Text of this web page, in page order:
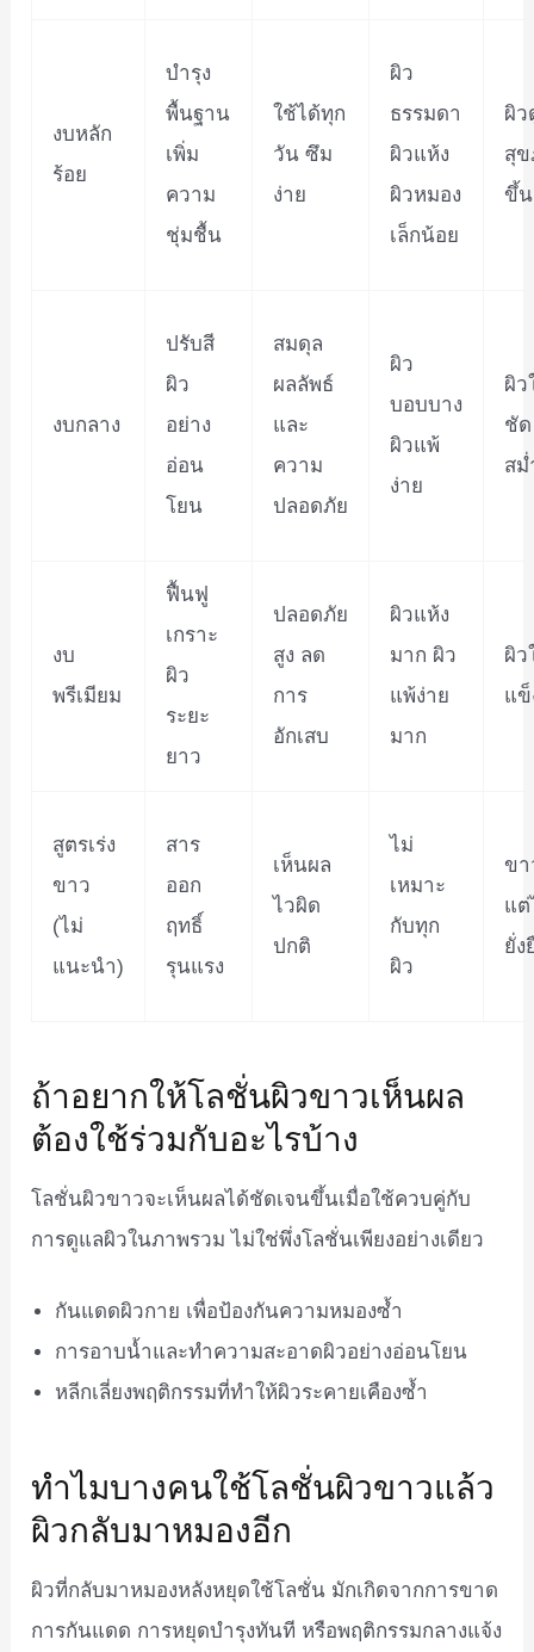
งบหลัก
ร้อย
บำรุง
พื้นฐาน
เพิ่ม
ความ
ชุ่มชื้น
ใช้ได้ทุก
วัน ซึม
ง่าย
ผิว
ธรรมดา
ผิวแห้ง
ผิวหมอง
เล็กน้อย
ผิว
สุ
ขึ้น
งบกลาง
ปรับสี
ผิว
อย่าง
อ่อน
โยน
สมดุล
ผลลัพธ์
และ
ความ
ปลอดภัย
ผิว
บอบบาง
ผิวแพ้
ง่าย
ผิว
ชั
สม่
งบ
พรีเมียม
ฟื้นฟู
เกราะ
ผิว
ระยะ
ยาว
ปลอดภัย
สูง ลด
การ
อักเสบ
ผิวแห้ง
มาก ผิว
แพ้ง่าย
มาก
ผิว
แข็
สูตรเร่ง
ขาว
(ไม่
แนะนำ)
สาร
ออก
ฤทธิ์
รุนแรง
เห็นผล
ไวผิด
ปกติ
ไม่
เหมาะ
กับทุก
ผิว
ขา
แต่
ยั่ง
ถ้าอยากให้โลชั่นผิวขาวเห็นผล
ต้องใช้ร่วมกับอะไรบ้าง
โลชั่นผิวขาวจะเห็นผลได้ชัดเจนขึ้นเมื่อใช้ควบคู่กับ
การดูแลผิวในภาพรวม ไม่ใช่พึ่งโลชั่นเพียงอย่างเดียว
กันแดดผิวกาย เพื่อป้องกันความหมองซ้ำ
การอาบน้ำและทำความสะอาดผิวอย่างอ่อนโยน
หลีกเลี่ยงพฤติกรรมที่ทำให้ผิวระคายเคืองซ้ำ
ทำไมบางคนใช้โลชั่นผิวขาวแล้ว
ผิวกลับมาหมองอีก
ผิวที่กลับมาหมองหลังหยุดใช้โลชั่น มักเกิดจากการขาด
การกันแดด การหยุดบำรุงทันที หรือพฤติกรรมกลางแจ้ง